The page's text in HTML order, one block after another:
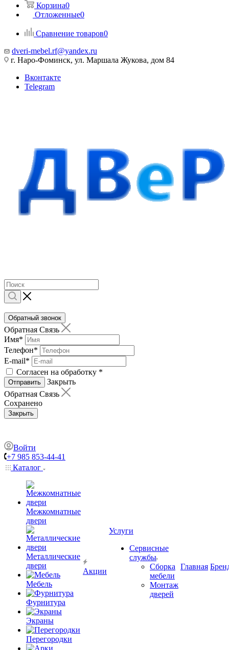
Корзина0
Отложенные0
Сравнение товаров0
dveri-mebel.rf@yandex.ru
г. Наро-Фоминск, ул. Маршала Жукова, дом 84
Вконтакте
Telegram
Обратный звонок
Обратная Связь
Имя*
Телефон*
E-mail*
Согласен на обработку *
Отправить
Закрыть
Обратная Связь
Сохранено
Закрыть
Войти
+7 985 853-44-41
Каталог
Межкомнатные
двери
Металлические
двери
Мебель
Фурнитура
Экраны
Перегородки
Акции
Услуги
Сервисные
службы
Сборка
мебели
Монтаж
дверей
Главная